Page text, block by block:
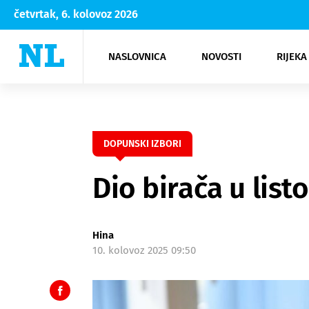
četvrtak, 6. kolovoz 2026
NASLOVNICA NOVOSTI
Rijeka Opatija
NK
Moda
Kultura
DOPUNSKI IZBORI
Dio birača u
Hina
10. kolovoz 2025 09:50